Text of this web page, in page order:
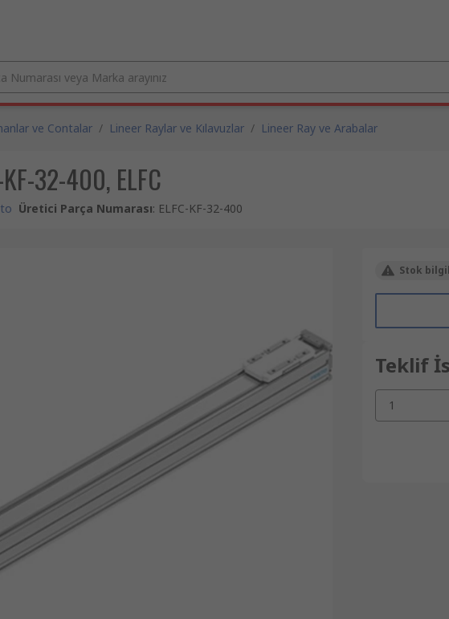
ve Contalar / Lineer Raylar ve Kılavuzlar / Lineer Ray ve Arabalar
32-400, ELFC
Üretici Parça Numarası: ELFC-KF-32-400
Stok
Teklif
1